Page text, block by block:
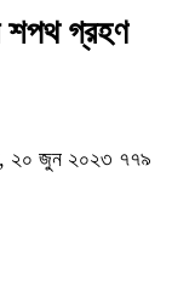
শপথ গ্রহণ
২০ জুন ২০২৩ ৭৭৯